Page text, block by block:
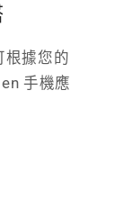
根據您的
手機應